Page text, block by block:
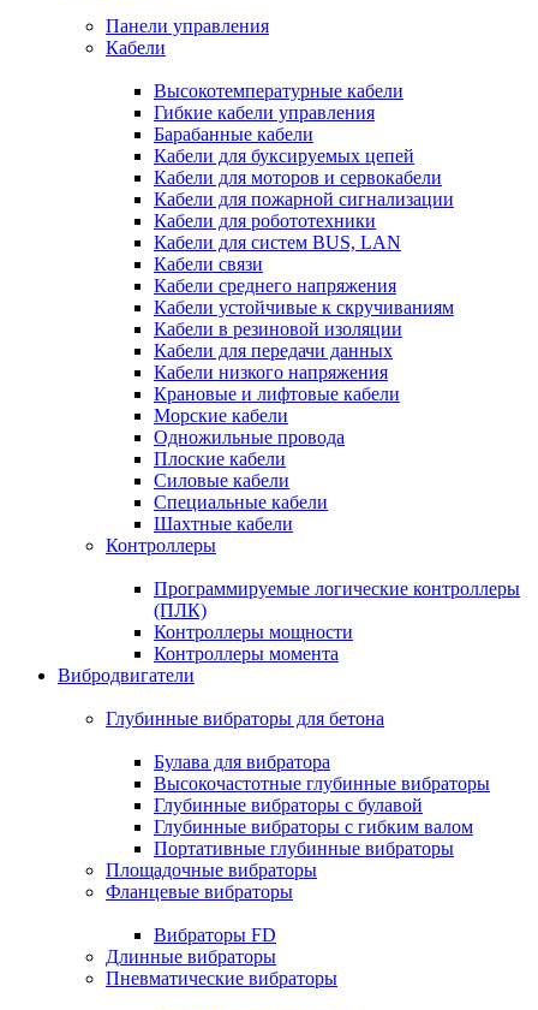
Панели управления
Кабели
Высокотемпературные кабели
Гибкие кабели управления
Барабанные кабели
Кабели для буксируемых цепей
Кабели для моторов и сервокабели
Кабели для пожарной сигнализации
Кабели для робототехники
Кабели для систем BUS, LAN
Кабели связи
Кабели среднего напряжения
Кабели устойчивые к скручиваниям
Кабели в резиновой изоляции
Кабели для передачи данных
Кабели низкого напряжения
Крановые и лифтовые кабели
Морские кабели
Одножильные провода
Плоские кабели
Силовые кабели
Специальные кабели
Шахтные кабели
Контроллеры
Программируемые логические контроллеры
(ПЛК)
Контроллеры мощности
Контроллеры момента
Вибродвигатели
Глубинные вибраторы для бетона
Булава для вибратора
Высокочастотные глубинные вибраторы
Глубинные вибраторы с булавой
Глубинные вибраторы с гибким валом
Портативные глубинные вибраторы
Площадочные вибраторы
Фланцевые вибраторы
Вибраторы FD
Длинные вибраторы
Пневматические вибраторы